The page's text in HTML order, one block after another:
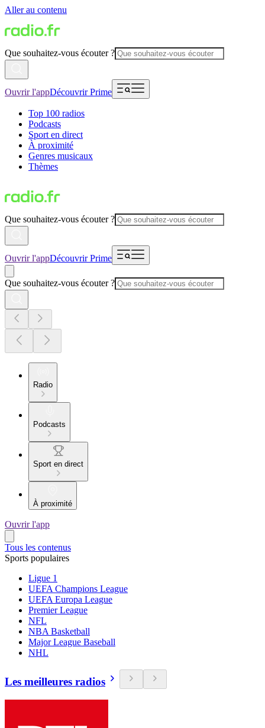
Aller au contenu
Que souhaitez-vous écouter ?
Ouvrir l'appDécouvrir Prime
Top 100 radios
Podcasts
Sport en direct
À proximité
Genres musicaux
Thèmes
Que souhaitez-vous écouter ?
Ouvrir l'appDécouvrir Prime
Que souhaitez-vous écouter ?
Radio
Podcasts
Sport en direct
À proximité
Ouvrir l'app
Tous les contenus
Sports populaires
Ligue 1
UEFA Champions League
UEFA Europa League
Premier League
NFL
NBA Basketball
Major League Baseball
NHL
Les meilleures radios